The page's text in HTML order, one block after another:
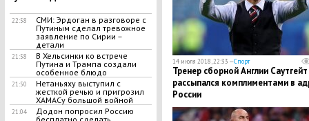
22:58
СМИ: Эрдоган в разговоре с
Путиным сделал тревожное
заявление по Сирии –
детали
21:58
В Хельсинки ко встрече
Путина и Трампа создали
особенное блюдо
21:50
Нетаньяху выступил с
жесткой речью и пригрозил
ХАМАСу большой войной
21:04
Додон попросил Россию
14 июля 2018, 22:33 —Спорт
Тренер сборной Англии Саутгейт
рассыпался комплиментами в
России